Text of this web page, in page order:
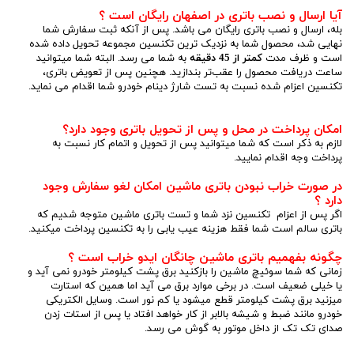
آیا ارسال و نصب باتری در اصفهان رایگان است ؟
بله، ارسال و نصب باتری رایگان می باشد. پس از آنکه ثبت سفارش شما
نهایی شد، محصول شما به نزدیک ترین تکنسین مجموعه تحویل داده شده
است و ظرف مدت کمتر از 45 دقیقه
به شما می رسد. البته شما میتوانید
ساعت دریافت محصول را عقب‌تر بندازید. هچنین پس از تعویض باتری،
تکنسین اعزام شده نسبت به تست شارژ دینام خودرو شما اقدام می نماید.
امکان پرداخت در محل و پس از تحویل باتری وجود دارد؟
لازم به ذکر است که شما میتوانید پس از تحویل و اتمام کار نسبت به
پرداخت وجه اقدام نمایید.
در صورت خراب نبودن باتری ماشین امکان لغو سفارش وجود
دارد ؟
اگر پس از اعزام تکنسین نزد شما و تست باتری ماشین متوجه شدیم که
باتری سالم است شما فقط هزینه عیب یابی را به تکنسین پرداخت میکنید.
چگونه بفهمیم باتری ماشین چانگان ایدو خراب است ؟
زمانی که شما سوئیچ ماشین را بازکنید برق پشت کیلومتر خودرو نمی آید و
یا خیلی ضعیف است. در برخی موارد برق می آید اما همین که استارت
میزنید برق پشت کیلومتر قطع میشود یا کم نور است. وسایل الکتریکی
خودرو مانند ضبط و شیشه بالابر از کار خواهد افتاد یا پس از استات زدن
صدای تک تک از داخل موتور به گوش می رسد.